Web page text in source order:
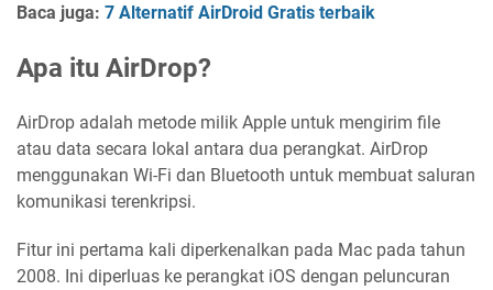
Baca juga: 7 Alternatif AirDroid Gratis terbaik
Apa itu AirDrop?
AirDrop adalah metode milik Apple untuk mengirim file
atau data secara lokal antara dua perangkat. AirDrop
menggunakan Wi-Fi dan Bluetooth untuk membuat saluran
komunikasi terenkripsi.
Fitur ini pertama kali diperkenalkan pada Mac pada tahun
2008. Ini diperluas ke perangkat iOS dengan peluncuran